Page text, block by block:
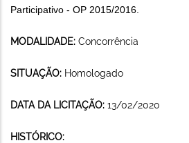
Participativo - OP 2015/2016.
MODALIDADE: Concorrência
SITUAÇÃO: Homologado
DATA DA LICITAÇÃO: 13/02/2020
HISTÓRICO: